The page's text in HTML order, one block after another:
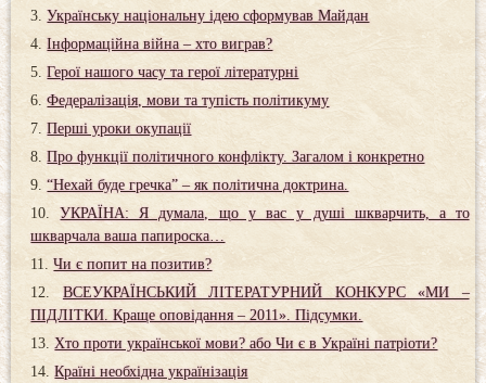
Українську національну ідею сформував Майдан
Інформаційна війна – хто виграв?
Герої нашого часу та герої літературні
Федералізація, мови та тупість політикуму
Перші уроки окупації
Про функції політичного конфлікту. Загалом і конкретно
“Нехай буде гречка” – як політична доктрина.
УКРАЇНА: Я думала, що у вас у душі шкварчить, а то
шкварчала ваша папироска…
Чи є попит на позитив?
ВСЕУКРАЇНСЬКИЙ ЛІТЕРАТУРНИЙ КОНКУРС «МИ –
ПІДЛІТКИ. Краще оповідання – 2011». Підсумки.
Хто проти української мови? або Чи є в Україні патріоти?
Країні необхідна українізація